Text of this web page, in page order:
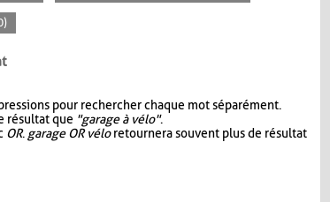
pour rechercher chaque mot séparément.
résultat que "garage à vélo".
OR. garage OR véloretournera souvent plus de résultat